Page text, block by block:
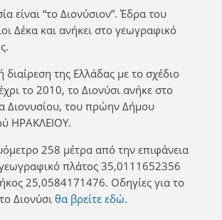
είναι “το Διονύσιον”. Έδρα του
Δέκα και ανήκει στο γεωγραφικό
διαίρεση της Ελλάδας με το σχέδιο
το 2010, το Διονύσι ανήκε στο
Διονυσίου, του πρώην Δήμου
ΗΡΑΚΛΕΙΟΥ.
258 μέτρα από την επιφάνεια
πλάτος 35,0111652356
25,0584171476. Οδηγίες για το
Διονύσι θα βρείτε εδώ.